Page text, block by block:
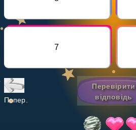
НАВЧАЛЬНИЙ ПЛАН
7
Попер.
Перевірити
відповідь